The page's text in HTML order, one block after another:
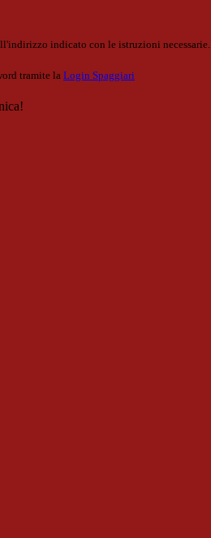
indicato con le istruzioni necessarie.
tramite la Login Spaggiari